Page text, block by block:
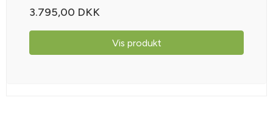
3.795,00 DKK
Vis produkt